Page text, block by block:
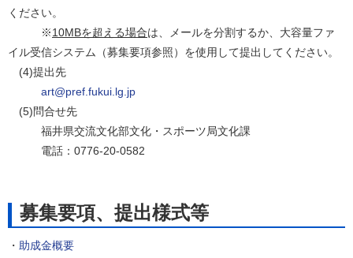
ください。
※10MBを超える場合は、メールを分割するか、大容量ファ
イル受信システム（募集要項参照）を使用して提出してください。
(4)提出先
art@pref.fukui.lg.jp
(5)問合せ先
福井県交流文化部文化・スポーツ局文化課
電話：0776-20-0582
募集要項、提出様式等
・ 助成金概要